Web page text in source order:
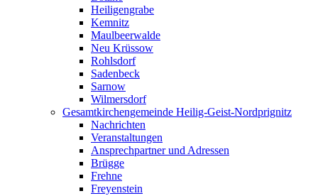
Heiligengrabe
Kemnitz
Maulbeerwalde
Neu Krüssow
Rohlsdorf
Sadenbeck
Sarnow
Wilmersdorf
Gesamtkirchengemeinde Heilig-Geist-Nordprignitz
Nachrichten
Veranstaltungen
Ansprechpartner und Adressen
Brügge
Frehne
Freyenstein